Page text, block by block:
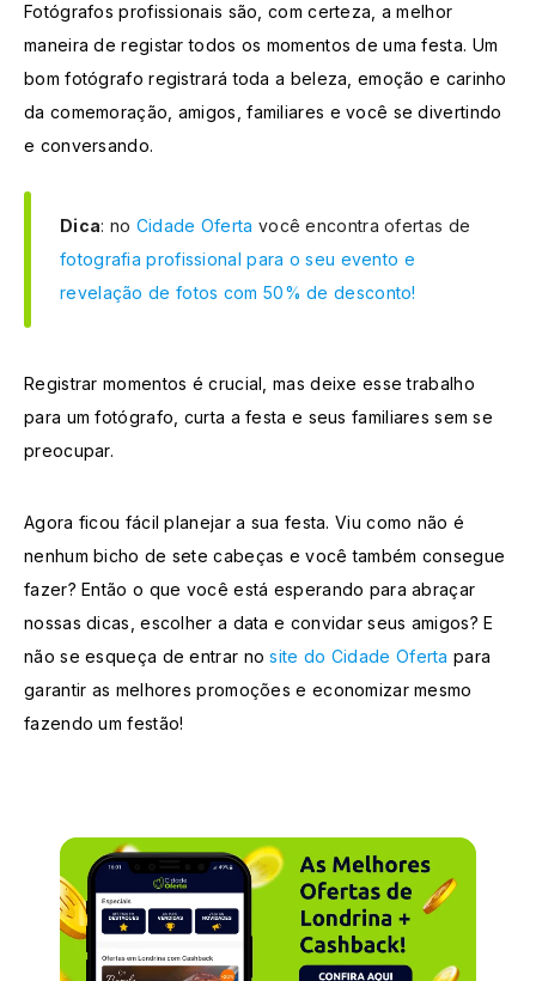
Fotógrafos profissionais são, com certeza, a melhor
maneira de registar todos os momentos de uma festa. Um
bom fotógrafo registrará toda a beleza, emoção e carinho
da comemoração, amigos, familiares e você se divertindo
e conversando.
Dica: no Cidade Oferta você encontra ofertas de
fotografia profissional para o seu evento e
revelação de fotos com 50% de desconto!
Registrar momentos é crucial, mas deixe esse trabalho
para um fotógrafo, curta a festa e seus familiares sem se
preocupar.
Agora ficou fácil planejar a sua festa. Viu como não é
nenhum bicho de sete cabeças e você também consegue
fazer? Então o que você está esperando para abraçar
nossas dicas, escolher a data e convidar seus amigos? E
não se esqueça de entrar nosite do Cidade Oferta para
garantir as melhores promoções e economizar mesmo
fazendo um festão!